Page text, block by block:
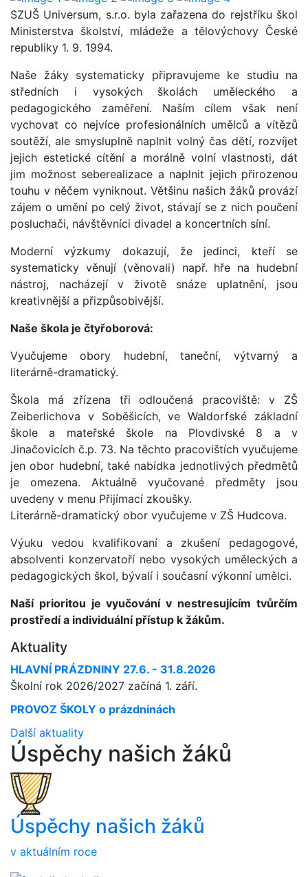
SZUŠ Universum, s.r.o. byla zařazena do rejstříku škol
Ministerstva školství, mládeže a tělovýchovy České
republiky 1. 9. 1994.
Naše žáky systematicky připravujeme ke studiu na
středních i vysokých školách uměleckého a
pedagogického zaměření. Naším cílem však není
vychovat co nejvíce profesionálních umělců a vítězů
soutěží, ale smysluplně naplnit volný čas dětí, rozvíjet
jejich estetické cítění a morálně volní vlastnosti, dát
jim možnost seberealizace a naplnit jejich přirozenou
touhu v něčem vyniknout. Většinu našich žáků provází
zájem o umění po celý život, stávají se z nich poučení
posluchači, návštěvníci divadel a koncertních síní.
Moderní výzkumy dokazují, že jedinci, kteří se
systematicky věnují (věnovali) např. hře na hudební
nástroj, nacházejí v životě snáze uplatnění, jsou
kreativnější a přizpůsobivější.
Naše škola je čtyřoborová:
Vyučujeme obory hudební, taneční, výtvarný a
literárně-dramatický.
Škola má zřízena tři odloučená pracoviště: v ZŠ
Zeiberlichova v Soběšicích, ve Waldorfské základní
škole a mateřské škole na Plovdivské 8 a v
Jinačovicích č.p. 73. Na těchto pracovištích vyučujeme
jen obor hudební, také nabídka jednotlivých předmětů
je omezena. Aktuálně vyučované předměty jsou
uvedeny v menu Přijímací zkoušky.
Literárně-dramatický obor vyučujeme v ZŠ Hudcova.
Výuku vedou kvalifikovaní a zkušení pedagogové,
absolventi konzervatoří nebo vysokých uměleckých a
pedagogických škol, bývalí i současní výkonní umělci.
Naší prioritou je vyučování v nestresujícím tvůrčím
prostředí a individuální přístup k žákům.
Aktuality
HLAVNÍ PRÁZDNINY 27.6. - 31.8.2026
Školní rok 2026/2027 začíná 1. září.
PROVOZ ŠKOLY o prázdninách
Další aktuality
Úspěchy našich žáků
Úspěchy našich žáků
v aktuálním roce